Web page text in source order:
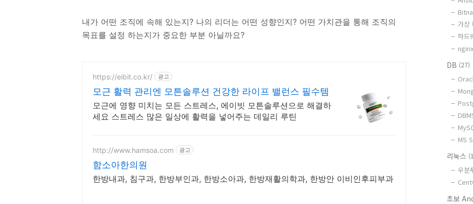
내가 어떤 조직에 속해 있는지? 나의 리더는 어떤 성향인지? 어떤 가치관을 통해 조직의
목표를 설정 하는지가 중요한 부분 아닐까요?
https://eibit.co.kr/ 광고
모근 활력 관리엔 모튼솔루션 건강한 라이프 밸런스 필수템
모근에 영향 미치는 모든 스트레스, 에이빗 모튼솔루션으로 해결하
세요 스트레스 많은 일상에 활력을 넣어주는 데일리 루틴
http://www.hamsoa.com 광고
함소아한의원
한방내과, 침구과, 한방부인과, 한방소아과, 한방재활의학과, 한방안 이비인후피부과
가상
하드
nginx
DB (27)
MS
리눅스
우분
초보